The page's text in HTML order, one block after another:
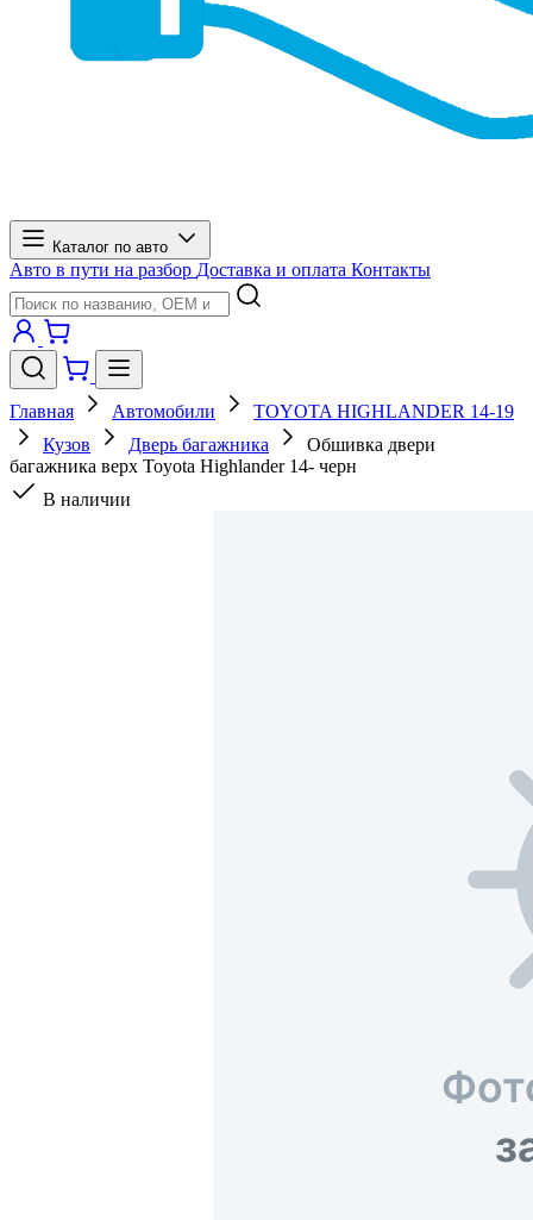
Каталог по авто
Авто в пути на разбор Доставка и оплата Контакты
Главная Автомобили
TOYOTA HIGHLANDER 14-19
Кузов
Дверь багажника
Обшивка двери
багажника верх Toyota Highlander 14- черн
В наличии